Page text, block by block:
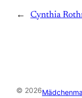
← Cynthia
© 2026